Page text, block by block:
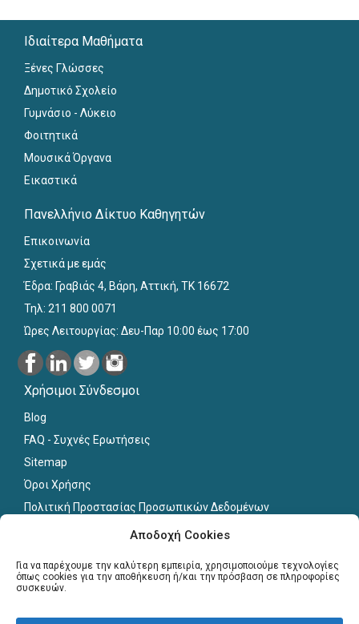
Αποδοχή Cookies
Για να παρέχουμε την καλύτερη εμπειρία, χρησιμοποιούμε τεχνολογίες
όπως cookies για την αποθήκευση ή/και την πρόσβαση σε πληροφορίες
συσκευών.
Ιδιαίτερα Μαθήματα
Ξένες Γλώσσες
Δημοτικό Σχολείο
Γυμνάσιο - Λύκειο
Φοιτητικά
Μουσικά Όργανα
Εικαστικά
Πανελλήνιο Δίκτυο Καθηγητών
Επικοινωνία
Σχετικά με εμάς
Έδρα: Γραβιάς 4, Βάρη, Αττική, ΤΚ 16672
Τηλ: 211 800 0071
Ώρες Λειτουργίας: Δευ-Παρ 10:00 έως 17:00
Χρήσιμοι Σύνδεσμοι
Blog
FAQ - Συχνές Ερωτήσεις
Sitemap
Όροι Χρήσης
Πολιτική Προστασίας Προσωπικών Δεδομένων
Για εκπαιδευτικούς
Εγγραφή